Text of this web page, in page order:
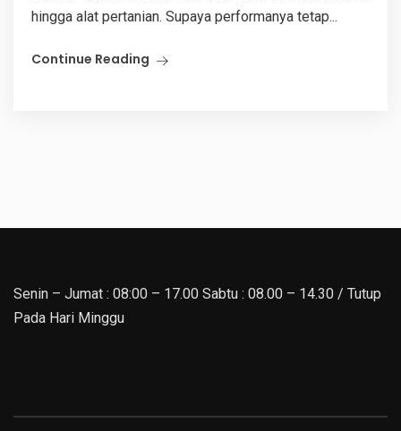
hingga alat pertanian. Supaya performanya tetap...
Continue Reading
Senin – Jumat : 08:00 – 17.00 Sabtu : 08.00 – 14.30 / Tutup
Pada Hari Minggu